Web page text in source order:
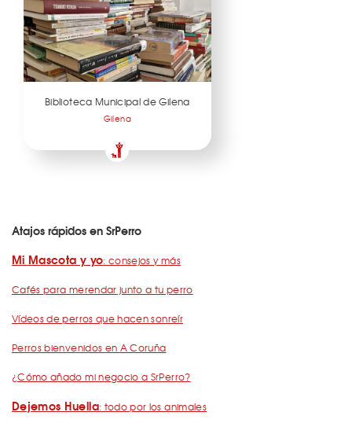
Biblioteca Municipal de Gilena
Gilena
Atajos rápidos en SrPerro
Mi Mascota y yo: consejos y más
Cafés para merendar junto a tu perro
Vídeos de perros que hacen sonreír
Perros bienvenidos en A Coruña
¿Cómo añado mi negocio a SrPerro?
Dejemos Huella: todo por los animales